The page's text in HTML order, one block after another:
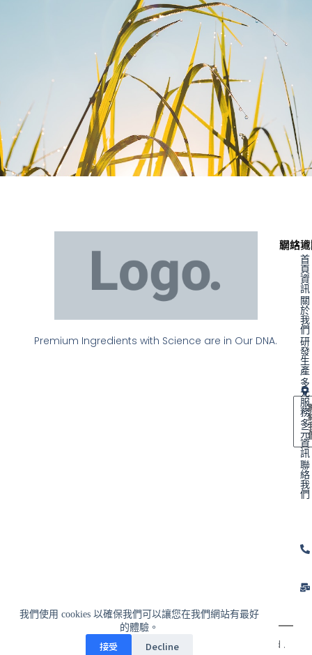
我們使用 cookies 以確保我們可以讓您在我們網站有最好
的體驗。
接受 Decline
Premium Ingredients with Science are in Our DNA.
聯絡
網站
首
頁
資
訊
關
於
我
們
研
發
生
產
多
元
服
務
多
元
資
訊
聯
絡
我
們
© 2024 富士博國際企業有限公司 All Rights Reserved .